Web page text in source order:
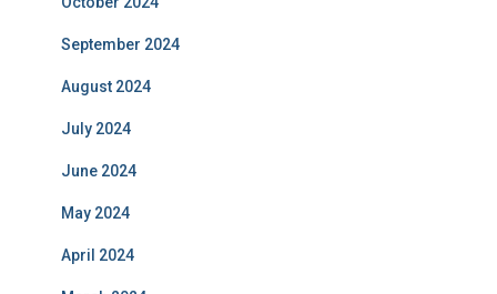
September 2024
August 2024
July 2024
June 2024
May 2024
April 2024